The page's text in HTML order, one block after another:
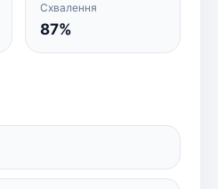
Схвалення
87%